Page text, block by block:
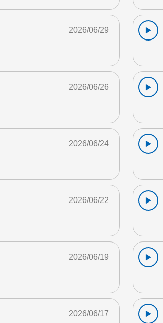
2026/06/29
2026/06/26
2026/06/24
2026/06/22
2026/06/19
2026/06/17